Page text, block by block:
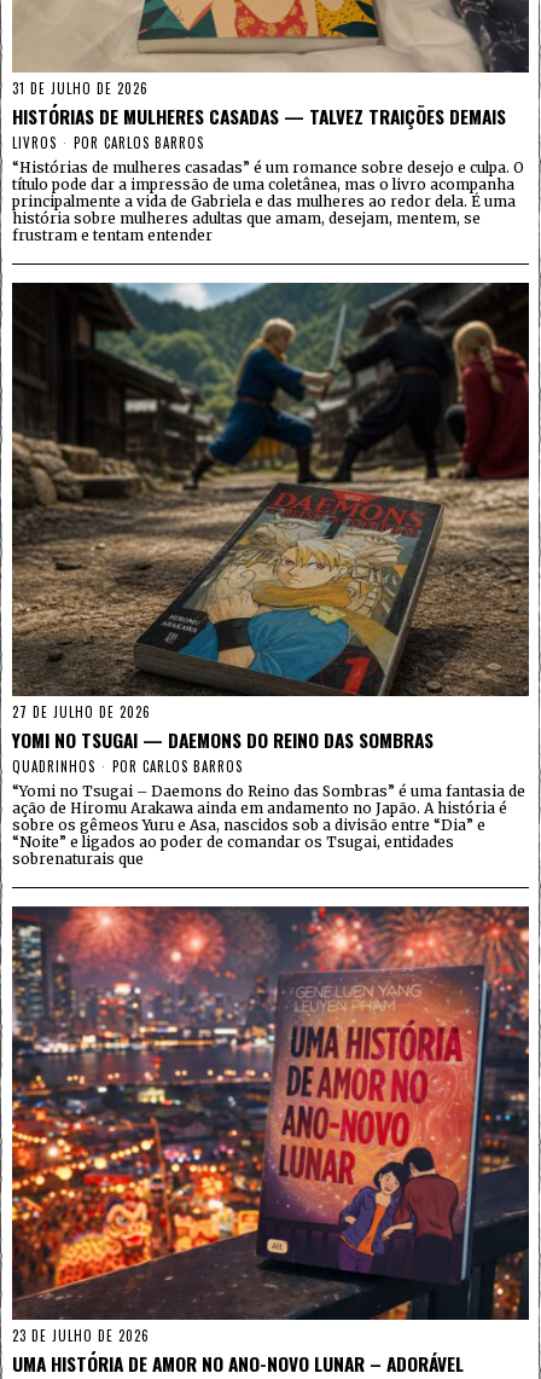
31 DE JULHO DE 2026
HISTÓRIAS DE MULHERES CASADAS — TALVEZ TRAIÇÕES DEMAIS
LIVROS POR CARLOS BARROS
“Histórias de mulheres casadas” é um romance sobre desejo e culpa. O
título pode dar a impressão de uma coletânea, mas o livro acompanha
principalmente a vida de Gabriela e das mulheres ao redor dela. É uma
história sobre mulheres adultas que amam, desejam, mentem, se
frustram e tentam entender
27 DE JULHO DE 2026
YOMI NO TSUGAI — DAEMONS DO REINO DAS SOMBRAS
QUADRINHOS POR CARLOS BARROS
“Yomi no Tsugai – Daemons do Reino das Sombras” é uma fantasia de
ação de Hiromu Arakawa ainda em andamento no Japão. A história é
sobre os gêmeos Yuru e Asa, nascidos sob a divisão entre “Dia” e
“Noite” e ligados ao poder de comandar os Tsugai, entidades
sobrenaturais que
23 DE JULHO DE 2026
UMA HISTÓRIA DE AMOR NO ANO-NOVO LUNAR – ADORÁVEL